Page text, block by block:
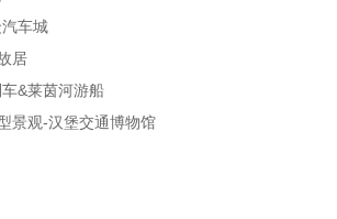
车城
居
&莱茵河游船
景观-汉堡交通博物馆